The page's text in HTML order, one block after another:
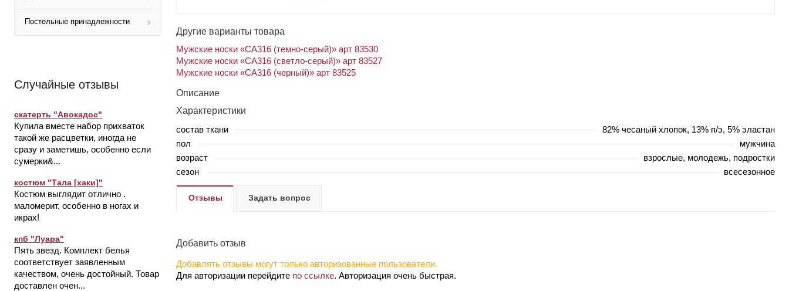
Постельные принадлежности
Случайные отзывы
скатерть "Авокадос"
Купила вместе набор прихваток
такой же расцветки, иногда не
сразу и заметишь, особенно если
сумерки&...
костюм "Тала [хаки]"
Костюм выглядит отлично .
маломерит, особенно в ногах и
икрах!
кпб "Луара"
Пять звезд. Комплект белья
соответствует заявленным
качеством, очень достойный. Товар
доставлен очен...
Другие варианты товара
Мужские носки «СА316 (темно-серый)» арт 83530
Мужские носки «СА316 (светло-серый)» арт 83527
Мужские носки «СА316 (черный)» арт 83525
Описание
Характеристики
состав ткани
82% чесаный хлопок, 13% п/э, 5% эластан
пол
мужчина
возраст
взрослые, молодежь, подростки
сезон
всесезонное
Отзывы Задать вопрос
Добавить отзыв
Добавлять отзывы могут только авторизованные пользователи.
Для авторизации перейдите по ссылке. Авторизация очень быстрая.